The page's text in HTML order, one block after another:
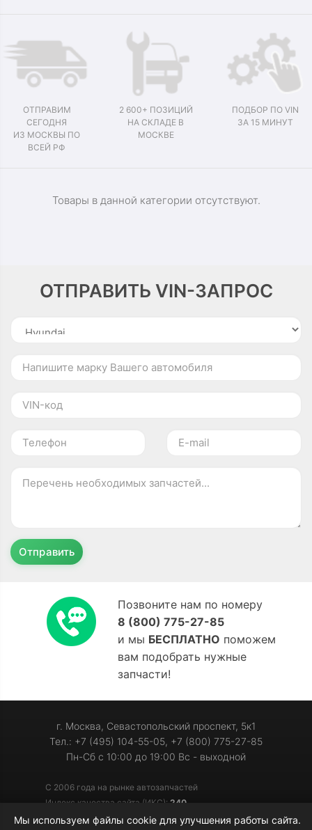
ОТПРАВИМ
СЕГОДНЯ
ИЗ МОСКВЫ ПО
ВСЕЙ РФ
2 600+ ПОЗИЦИЙ
НА СКЛАДЕ В
МОСКВЕ
ПОДБОР ПО VIN
ЗА 15 МИНУТ
Товары в данной категории отсутствуют.
ОТПРАВИТЬ VIN-ЗАПРОС
Отправить
Позвоните нам по номеру
8 (800) 775-27-85
и мы БЕСПЛАТНО поможем
вам подобрать нужные
запчасти!
г. Москва, Севастопольский проспект, 5к1
Тел.: +7 (495) 104-55-05, +7 (800) 775-27-85
Пн-Сб с 10:00 до 19:00 Вс - выходной
С 2006 года на рынке автозапчастей
Индекс качества сайта (ИКС): 240
Мы используем файлы cookie для улучшения работы сайта.